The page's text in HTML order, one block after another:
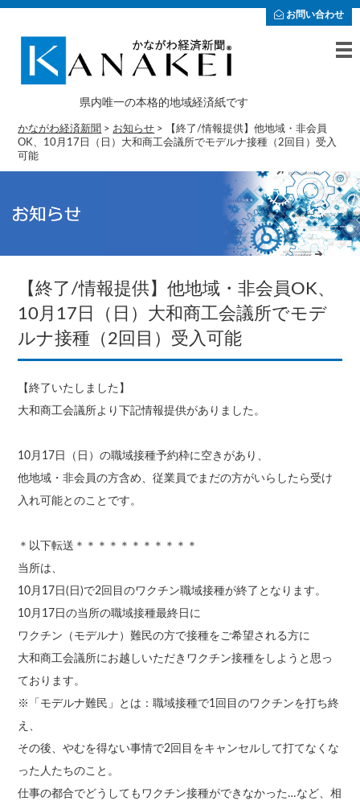
お問い合わせ
県内唯一の本格的地域経済紙です
かながわ経済新聞 > お知らせ >
【終了/情報提供】他地域・非会員
OK、10月17日（日）大和商工会議所でモデルナ接種（2回目）受入
可能
【終了/情報提供】他地域・非会員OK、
10月17日（日）大和商工会議所でモデ
ルナ接種（2回目）受入可能
【終了いたしました】
大和商工会議所より下記情報提供がありました。
10月17日（日）の職域接種予約枠に空きがあり、
他地域・非会員の方含め、従業員でまだの方がいらしたら受け
入れ可能とのことです。
＊以下転送＊＊＊＊＊＊＊＊＊＊＊
当所は、
10月17日(日)で2回目のワクチン職域接種が終了となります。
10月17日の当所の職域接種最終日に
ワクチン（モデルナ）難民の方で接種をご希望される方に
大和商工会議所にお越しいただきワクチン接種をしようと思っ
ております。
※「モデルナ難民」とは：職域接種で1回目のワクチンを打ち終
え、
その後、やむを得ない事情で2回目をキャンセルして打てなくな
った人たちのこと。
仕事の都合でどうしてもワクチン接種ができなかった…など、相